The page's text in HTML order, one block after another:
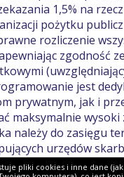
1,5% na
pożytku
rozliczenie
zgodność
jest
prywatnym, jak i
maksymalnie
należy do zasięgu
urzędów
w Hajnówce
pliki cookies i inne dane (jak